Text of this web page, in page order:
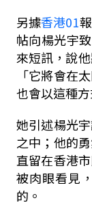
另據香港01
帖向楊光宇
來短訊，說
「它將會在
也會以這種
她引述楊光
之中；他的
直留在香港
被肉眼看見
的。